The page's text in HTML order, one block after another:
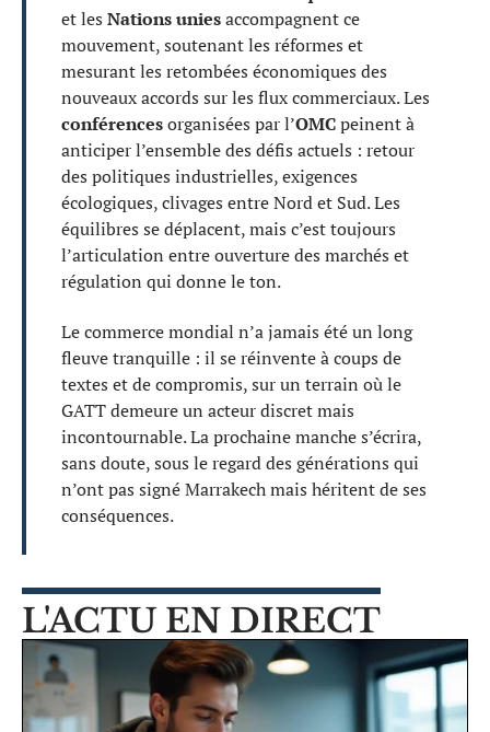
et les Nations uniesaccompagnent ce
mouvement, soutenant les réformes et
mesurant les retombées économiques des
nouveaux accords sur les flux commerciaux. Les
conférencesorganisées par l’OMCpeinent à
anticiper l’ensemble des défis actuels : retour
des politiques industrielles, exigences
écologiques, clivages entre Nord et Sud. Les
équilibres se déplacent, mais c’est toujours
l’articulation entre ouverture des marchés et
régulation qui donne le ton.
Le commerce mondial n’a jamais été un long
fleuve tranquille : il se réinvente à coups de
textes et de compromis, sur un terrain où le
GATT demeure un acteur discret mais
incontournable. La prochaine manche s’écrira,
sans doute, sous le regard des générations qui
n’ont pas signé Marrakech mais héritent de ses
conséquences.
L'ACTU EN DIRECT